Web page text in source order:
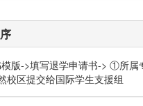
版->填写退学申请书-> ①所
校区提交给国际学生支援组